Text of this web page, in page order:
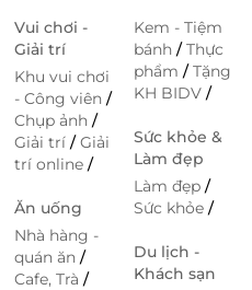
Vui chơi -
Giải trí
Khu vui chơi
- Công viên /
Chụp ảnh /
Giải trí /Giải
trí online /
Ăn uống
Nhà hàng -
quán ăn /
Cafe, Trà /
Kem - Tiệm
bánh /Thực
phẩm /Tặng
KH BIDV /
Sức khỏe &
Làm đẹp
Làm đẹp /
Sức khỏe /
Du lịch -
Khách sạn